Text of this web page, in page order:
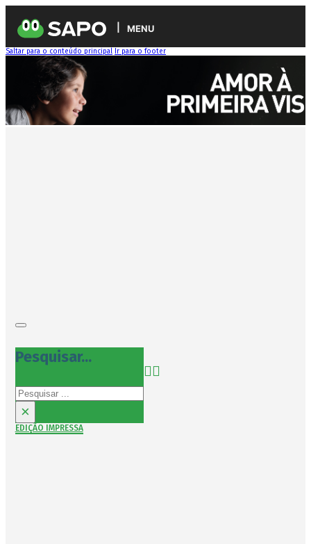
MENU
Saltar para o conteúdo principal Ir para o footer
Pesquisar...
Pesquisar
×
EDIÇÃO IMPRESSA